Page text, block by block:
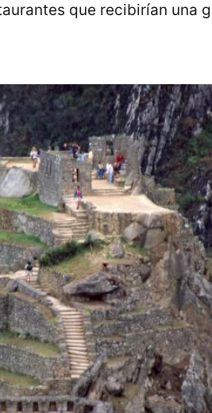
que recibirían una